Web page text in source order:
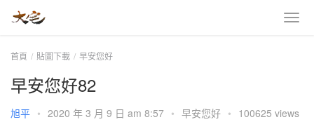
首頁 貼圖下載 早安您好
早安您好82
旭平 • 2020 年 3 月 9 日 am 8:57 • 早安您好 • 100625 views